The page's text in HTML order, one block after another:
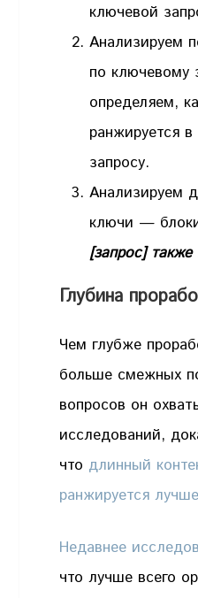
ключевой
Анализируем
по ключевому
определяем,
ранжируется
запросу.
Анализируем
ключи —
[запрос]
Глубина
Чем глубже
больше смежных
вопросов он
исследований,
что длинный
ранжируется лучше
Недавнее
что лучше всего